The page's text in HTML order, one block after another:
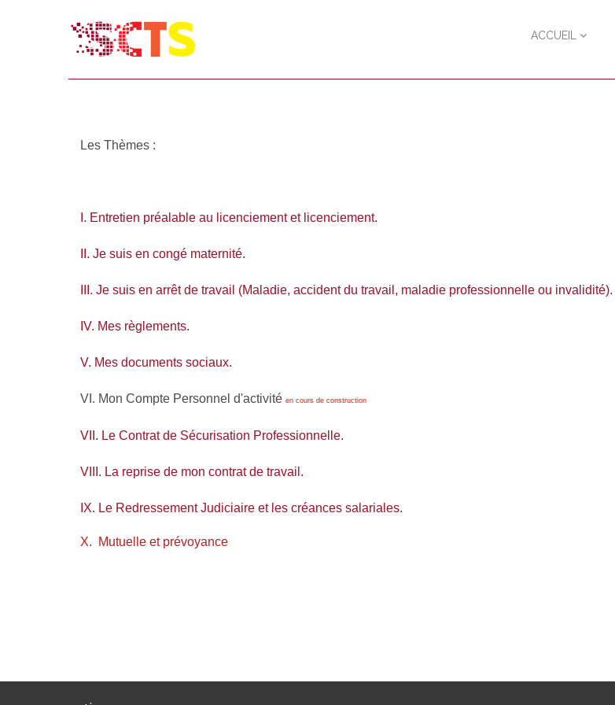
ACCUEIL
Les Thèmes :
I. Entretien préalable au licenciement et licenciement.
II. Je suis en congé maternité.
III. Je suis en arrêt de travail (Maladie, accident du travail, maladie professionnelle ou invalidité).
IV. Mes règlements.
V. Mes documents sociaux.
VI. Mon Compte Personnel d'activité en cours de construction
VII. Le Contrat de Sécurisation Professionnelle.
VIII. La reprise de mon contrat de travail.
IX. Le Redressement Judiciaire et les créances salariales.
X. Mutuelle et prévoyance